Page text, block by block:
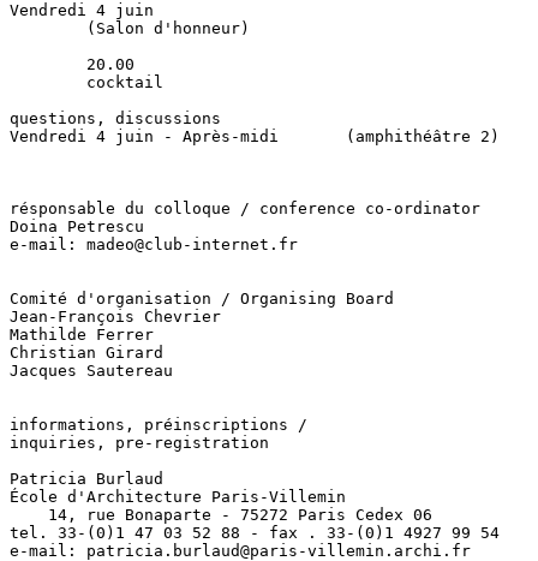
Vendredi 4 juin
        (Salon d'honneur)
        20.00
        cocktail
questions, discussions
Vendredi 4 juin - Après-midi       (amphithéâtre 2)
résponsable du colloque / conference co-ordinator
Doina Petrescu
e-mail: madeo@club-internet.fr
Comité d'organisation / Organising Board
Jean-François Chevrier
Mathilde Ferrer
Christian Girard
Jacques Sautereau
informations, préinscriptions /
inquiries, pre-registration
Patricia Burlaud
École d'Architecture Paris-Villemin
    14, rue Bonaparte - 75272 Paris Cedex 06
tel. 33-(0)1 47 03 52 88 - fax . 33-(0)1 4927 99 54
e-mail: patricia.burlaud@paris-villemin.archi.fr